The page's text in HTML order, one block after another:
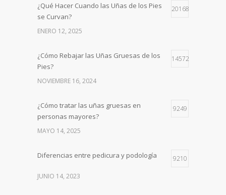
¿Qué Hacer Cuando las Uñas de los Pies
se Curvan?
20168
ENERO 12, 2025
¿Cómo Rebajar las Uñas Gruesas de los
Pies?
14572
NOVIEMBRE 16, 2024
¿Cómo tratar las uñas gruesas en
personas mayores?
9249
MAYO 14, 2025
Diferencias entre pedicura y podología 9210
JUNIO 14, 2023